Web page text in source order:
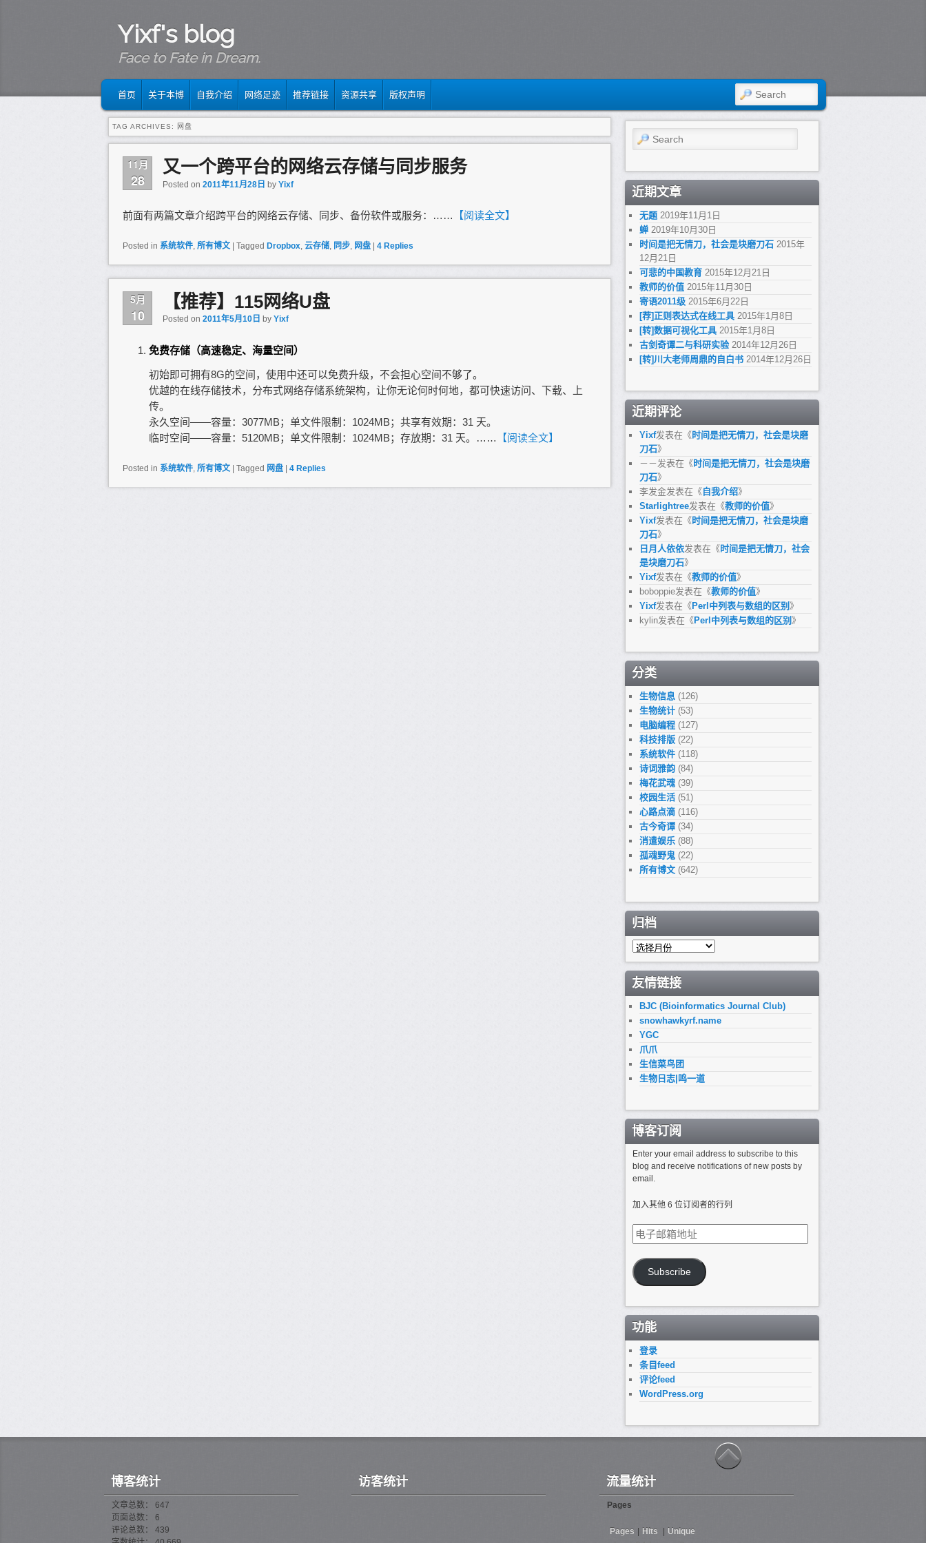
Yixf's blog
Face to Fate in Dream.
MAIN MENU
SKIP TO PRIMARY CONTENT
SKIP TO SECONDARY CONTENT
首页 关于本博 自我介绍 网络足迹 推荐链接 资源共享 版权声明 SEARCH
TAG ARCHIVES: 网盘
11月
28
又一个跨平台的网络云存储与同步服务
Posted on 2011年11月28日 by Yixf
前面有两篇文章介绍跨平台的网络云存储、同步、备份软件或服务：…… 【阅读全文】
Posted in 系统软件, 所有博文 Tagged Dropbox, 云存储, 同步, 网盘 4 Replies
5月
10
【推荐】115网络U盘
Posted on 2011年5月10日 by Yixf
免费存储（高速稳定、海量空间）
初始即可拥有8G的空间，使用中还可以免费升级，不会担心空间不够了。
优越的在线存储技术，分布式网络存储系统架构，让你无论何时何地，都可快速访问、下载、上
传。
永久空间——容量：3077MB；单文件限制：1024MB；共享有效期：31 天。
临时空间——容量：5120MB；单文件限制：1024MB；存放期：31 天。…… 【阅读全文】
Posted in 系统软件, 所有博文 Tagged 网盘 4 Replies
Search
近期文章
无题 2019年11月1日
蝉 2019年10月30日
时间是把无情刀，社会是块磨刀石 2015年
12月21日
可悲的中国教育 2015年12月21日
教师的价值 2015年11月30日
寄语2011级 2015年6月22日
[荐]正则表达式在线工具 2015年1月8日
[转]数据可视化工具 2015年1月8日
古剑奇谭二与科研实验 2014年12月26日
[转]川大老师周鼎的自白书 2014年12月26日
近期评论
Yixf发表在《 时间是把无情刀，社会是块磨
刀石》
－－发表在《 时间是把无情刀，社会是块磨
刀石》
李发金发表在《 自我介绍》
Starlightree发表在《教师的价值》
Yixf发表在《 时间是把无情刀，社会是块磨
刀石》
日月人依依发表在《 时间是把无情刀，社会
是块磨刀石》
Yixf发表在《教师的价值》
boboppie发表在《教师的价值》
Yixf发表在《 Perl中列表与数组的区别 》
kylin发表在《 Perl中列表与数组的区别 》
分类
生物信息 (126)
生物统计 (53)
电脑编程 (127)
科技排版 (22)
系统软件 (118)
诗词雅韵 (84)
梅花武魂 (39)
校园生活 (51)
心路点滴 (116)
古今奇谭 (34)
消遣娱乐 (88)
孤魂野鬼 (22)
所有博文 (642)
归档
归
友情链接
BJC (Bioinformatics Journal Club)
snowhawkyrf.name
YGC
爪爪
生信菜鸟团
生物日志|鸣一道
博客订阅
Enter your email address to subscribe to this
blog and receive notifications of new posts by
email.
加入其他 6 位订阅者的行列
电
子
箱
地
Subscribe
功能
登录
条目feed
评论feed
WordPress.org
博客统计
文章总数： 647
页面总数： 6
评论总数： 439
访客统计 流量统计
Pages
Pages | Hits | Unique